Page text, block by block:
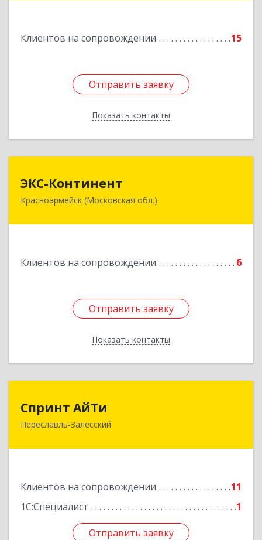
Клиентов на сопровождении 15
Отправить заявку
Показать контакты
Отправить заявку
Назад
ЭКС-Континент
Красноармейск (Московская обл.)
Клиентов на сопровождении 6
Отправить заявку
Показать контакты
141292, Московская область, Красноармейск,
Отправить заявку
Назад
Спринт АйТи
Переславль-Залесский
Клиентов на сопровождении
11
1С:Специалист
1
Отправить заявку
152025, Ярославская обл, Переславль-
Отправить заявку